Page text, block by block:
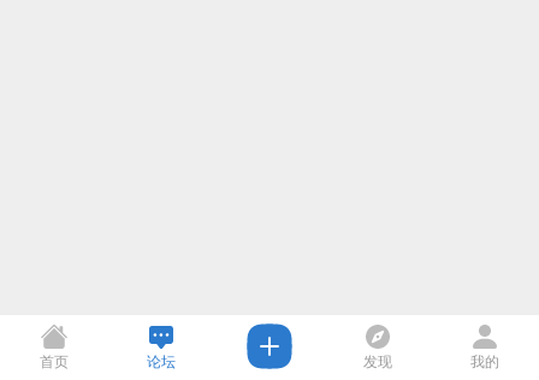
首页 论坛 发现 我的